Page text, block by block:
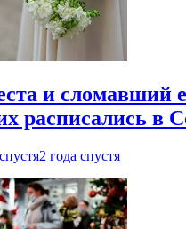
и сломавший
расписались в
2 года спустя